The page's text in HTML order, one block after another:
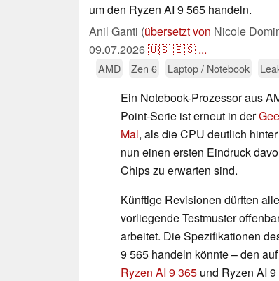
um den Ryzen AI 9 565 handeln.
Anil Ganti (übersetzt von Nicole
09.07.2026🇺🇸🇪🇸 ...
AMD Zen 6 Laptop / Notebook
Ein Notebook-Prozessor aus
Point-Serie ist erneut in der
Mal, als die CPU deutlich
nun einen ersten Eindruck
Chips zu erwarten sind.
Künftige Revisionen dürften
vorliegende Testmuster
arbeitet. Die Spezifikationen
9 565 handeln könnte – den
Ryzen AI 9 365 und Ryzen AI